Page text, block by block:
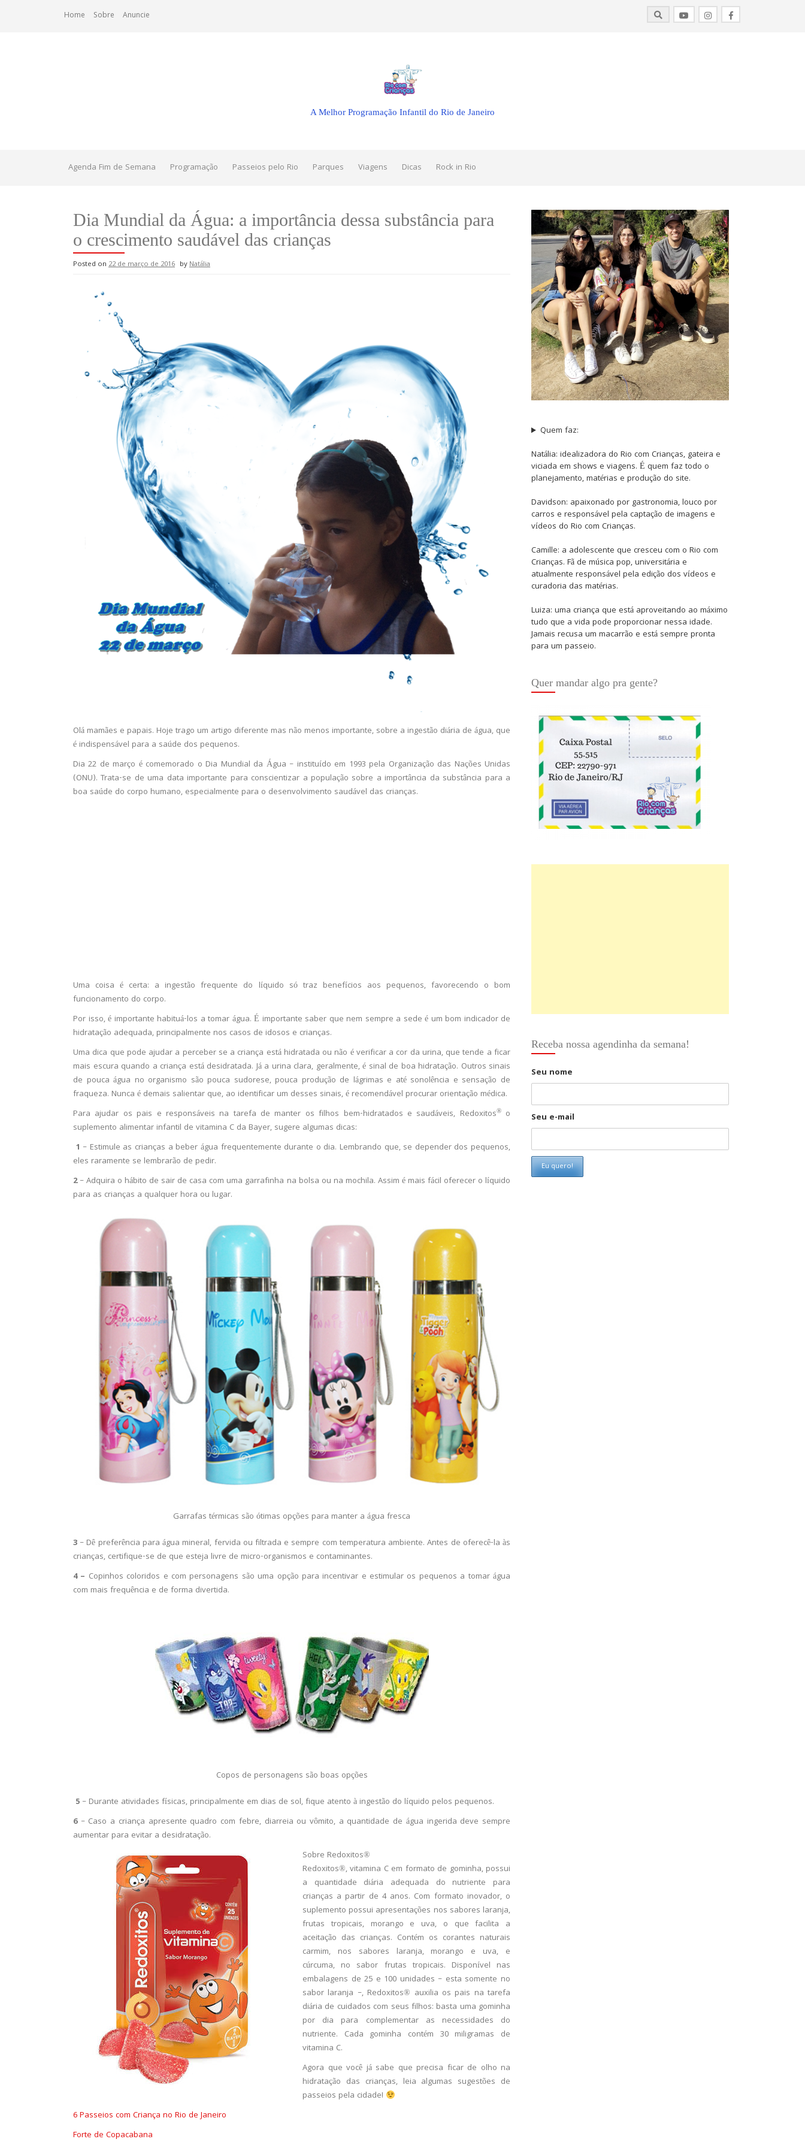
Home Sobre Anuncie
A Melhor Programação Infantil do Rio de Janeiro
Agenda Fim de Semana Programação Passeios pelo Rio Parques Viagens Dicas Rock in Rio
Dia Mundial da Água: a importância dessa substância para
o crescimento saudável das crianças
Posted on 22 de março de 2016 byNatália
Olá mamães e papais. Hoje trago um artigo diferente mas não menos importante, sobre a ingestão diária de água, que
é indispensável para a saúde dos pequenos.
Dia 22 de março é comemorado o Dia Mundial da Água – instituído em 1993 pela Organização das Nações Unidas
(ONU). Trata-se de uma data importante para conscientizar a população sobre a importância da substância para a
boa saúde do corpo humano, especialmente para o desenvolvimento saudável das crianças.
Uma coisa é certa: a ingestão frequente do líquido só traz benefícios aos pequenos, favorecendo o bom
funcionamento do corpo.
Por isso, é importante habituá-los a tomar água. É importante saber que nem sempre a sede é um bom indicador de
hidratação adequada, principalmente nos casos de idosos e crianças.
Uma dica que pode ajudar a perceber se a criança está hidratada ou não é verificar a cor da urina, que tende a ficar
mais escura quando a criança está desidratada. Já a urina clara, geralmente, é sinal de boa hidratação. Outros sinais
de pouca água no organismo são pouca sudorese, pouca produção de lágrimas e até sonolência e sensação de
fraqueza. Nunca é demais salientar que, ao identificar um desses sinais, é recomendável procurar orientação médica.
Para ajudar os pais e responsáveis na tarefa de manter os filhos bem-hidratados e saudáveis, Redoxitos®o
suplemento alimentar infantil de vitamina C da Bayer, sugere algumas dicas:
1 – Estimule as crianças a beber água frequentemente durante o dia. Lembrando que, se depender dos pequenos,
eles raramente se lembrarão de pedir.
2– Adquira o hábito de sair de casa com uma garrafinha na bolsa ou na mochila. Assim é mais fácil oferecer o líquido
para as crianças a qualquer hora ou lugar.
Garrafas térmicas são ótimas opções para manter a água fresca
3 – Dê preferência para água mineral, fervida ou filtrada e sempre com temperatura ambiente. Antes de oferecê-la às
crianças, certifique-se de que esteja livre de micro-organismos e contaminantes.
4 – Copinhos coloridos e com personagens são uma opção para incentivar e estimular os pequenos a tomar água
com mais frequência e de forma divertida.
Copos de personagens são boas opções
5 – Durante atividades físicas, principalmente em dias de sol, fique atento à ingestão do líquido pelos pequenos.
6– Caso a criança apresente quadro com febre, diarreia ou vômito, a quantidade de água ingerida deve sempre
aumentar para evitar a desidratação.
Sobre Redoxitos®
Redoxitos®, vitamina C em formato de gominha, possui
a quantidade diária adequada do nutriente para
crianças a partir de 4 anos. Com formato inovador, o
suplemento possui apresentações nos sabores laranja,
frutas tropicais, morango e uva, o que facilita a
aceitação das crianças. Contém os corantes naturais
carmim, nos sabores laranja, morango e uva, e
cúrcuma, no sabor frutas tropicais. Disponível nas
embalagens de 25 e 100 unidades – esta somente no
sabor laranja –, Redoxitos® auxilia os pais na tarefa
diária de cuidados com seus filhos: basta uma gominha
por dia para complementar as necessidades do
nutriente. Cada gominha contém 30 miligramas de
vitamina C.
Agora que você já sabe que precisa ficar de olho na
hidratação das crianças, leia algumas sugestões de
passeios pela cidade!
6 Passeios com Criança no Rio de Janeiro
Forte de Copacabana
Quem faz:
Natália: idealizadora do Rio com Crianças, gateira e
viciada em shows e viagens. É quem faz todo o
planejamento, matérias e produção do site.
Davidson: apaixonado por gastronomia, louco por
carros e responsável pela captação de imagens e
vídeos do Rio com Crianças.
Camille: a adolescente que cresceu com o Rio com
Crianças. Fã de música pop, universitária e
atualmente responsável pela edição dos vídeos e
curadoria das matérias.
Luiza: uma criança que está aproveitando ao máximo
tudo que a vida pode proporcionar nessa idade.
Jamais recusa um macarrão e está sempre pronta
para um passeio.
Quer mandar algo pra gente?
Receba nossa agendinha da semana!
Seu nome
Seu e-mail